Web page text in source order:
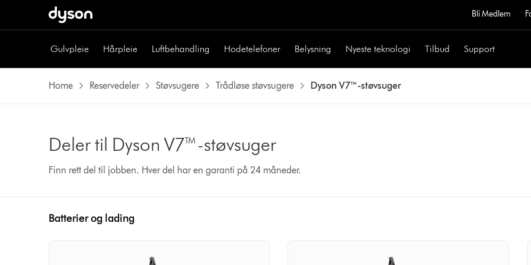
Bli Medlem
Gulvpleie Hårpleie Luftbehandling Hodetelefoner Belysning Nyeste teknologi Tilbud Support
Home Reservedeler Støvsugere Trådløse støvsugere Dyson V7™-støvsuger
Deler til Dyson V7™-støvsuger
Finn rett del til jobben. Hver del har en garanti på 24 måneder.
Batterier og lading